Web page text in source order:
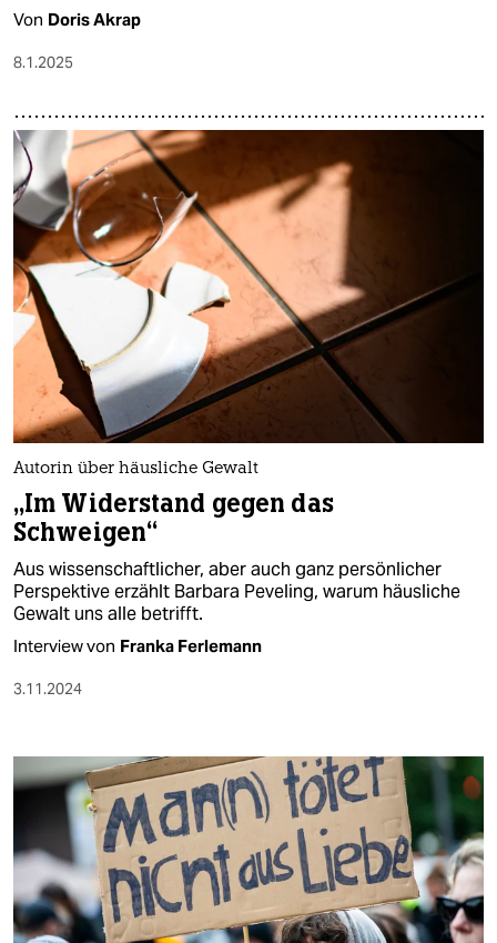
Von Doris Akrap
8.1.2025
Autorin über häusliche Gewalt
„Im Widerstand gegen das
Schweigen“
Aus wissenschaftlicher, aber auch ganz persönlicher
Perspektive erzählt Barbara Peveling, warum häusliche
Gewalt uns alle betrifft.
Interview von Franka Ferlemann
3.11.2024